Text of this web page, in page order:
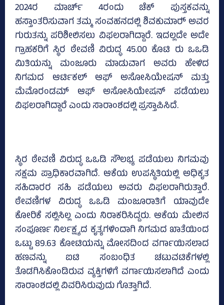
2024ರ ಮಾರ್ಚ್‌ 4ರಂದು ಚೆಕ್ ಪುಸ್ತಕವನ್ನು
ಹಸ್ತಾಂತರಿಸುವಾಗ ತಮ್ಮ ಸಂವಹನದಲ್ಲಿ ಶಿವಕುಮಾರ್‍‌ ಅವರ
ಗುರುತನ್ನು ಪರಿಶೀಲಿಸಲು ವಿಫಲರಾಗಿದ್ದಾರೆ. ಇದಲ್ಲದೇ ಅದೇ
ಗ್ರಾಹಕರಿಗೆ ಸ್ಥಿರ ಠೇವಣಿ ವಿರುದ್ಧ 45.00 ಕೊಟಿ ರು ಒಒಡಿ
ಮಿತಿಯನ್ನು ಮಂಜೂರು ಮಾಡುವಾಗ ಅವರು ಹೇಳಿದ
ನಿಗಮದ ಆರ್ಟಿಕಲ್‌ ಆಫ್‌ ಅಸೋಸಿಯೇಷನ್‌ ಮತ್ತು
ಮೆಮೊರಂಡಮ್‌ ಆಫ್‌ ಅಸೋಸಿಯೇಷನ್‌ ಪಡೆಯಲು
ವಿಫಲರಾಗಿದ್ದಾರೆ ಎಂದು ಸಾರಾಂಶದಲ್ಲಿ ಪ್ರಸ್ತಾಪಿಸಿದೆ.
ಸ್ಥಿರ ಠೇವಣಿ ವಿರುದ್ಧ ಒಒಡಿ ಸೌಲಭ್ಯ ಪಡೆಯಲು ನಿಗಮವು
ಸಕ್ಷಮ ಪ್ರಾಧಿಕಾರವಾಗಿದೆ. ಆಕೆಯ ಉಪಸ್ಥಿತಿಯಲ್ಲಿ ಅಧಿಕೃತ
ಸಹಿದಾರರ ಸಹಿ ಪಡೆಯಲು ಅವರು ವಿಫಲರಾಗಿರುತ್ತಾರೆ.
ಠೇವಣಿಗಳ ವಿರುದ್ಧ ಒಒಡಿ ಮಂಜೂರಾತಿಗೆ ಯಾವುದೇ
ಕೋರಿಕೆ ಸಲ್ಲಿಸಿಲ್ಲ ಎಂದು ನಿರಾಕರಿಸಿದ್ದರು. ಆಕೆಯ ಮೇಲಿನ
ಸಂಪೂರ್ಣ ನಿರ್ಲಕ್ಷ್ಯದ ಕೃತ್ಯಗಳಿಂದಾಗಿ ನಿಗಮದ ಖಾತೆಯಿಂದ
ಒಟ್ಟು 89.63 ಕೋಟಿಯನ್ನು ಮೋಸದಿಂದ ವರ್ಗಾಯಿಸಲಾದ
ಹಣವನ್ನು ಐಟಿ ಸಂಬಂಧಿತ ಚಟುವಟಿಕೆಗಳಲ್ಲಿ
ತೊಡಗಿಸಿಕೊಂಡಿರುವ ವ್ಯಕ್ತಿಗಳಿಗೆ ವರ್ಗಾಯಿಸಲಾಗಿದೆ ಎಂದು
ಸಾರಾಂಶದಲ್ಲಿ ವಿವರಿಸಿರುವುದು ಗೊತ್ತಾಗಿದೆ.